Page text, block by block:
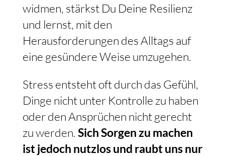
widmen, stärkst Du Deine Resilienz
und lernst, mit den
Herausforderungen des Alltags auf
eine gesündere Weise umzugehen.
Stress entsteht oft durch das Gefühl,
Dinge nicht unter Kontrolle zu haben
oder den Ansprüchen nicht gerecht
zu werden. Sich Sorgen zu machen
ist jedoch nutzlos und raubt uns nur